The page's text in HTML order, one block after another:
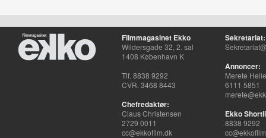
Filmmagasinet Ekko
Wildersgade 32, 2. sal
1408 København K
Tlf. 8838 9292
CVR. 3468 8443
Chefredaktør:
Claus Christensen
2729 0011
cc@ekkofilm.dk
Sekretariat:
Annoncer:
Merete
6111 5851
Ekko
8838 9292